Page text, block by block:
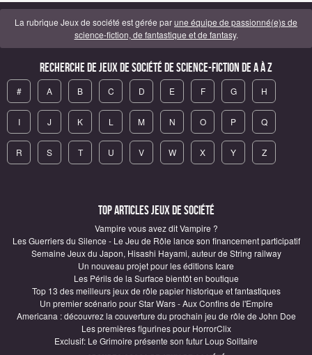
La rubrique Jeux de société est gérée parune équipe de passionné(e)s de
science-fiction, de fantastique et de fantasy.
Recherche de Jeux de société de science-fiction de A à Z
# A B C D E F G H
I J K L M N O P Q
R S T U V W X Y Z
Top articles Jeux de société
Vampire vous avez dit Vampire ?
Les Guerriers du Silence - Le Jeu de Rôle lance son financement participatif
Semaine Jeux du Japon, Hisashi Hayami, auteur de String railway
Un nouveau projet pour les éditions Icare
Les Périls de la Surface bientôt en boutique
Top 13 des meilleurs jeux de rôle papier historique et fantastiques
Un premier scénario pour Star Wars - Aux Confins de l'Empire
Americana : découvrez la couverture du prochain jeu de rôle de John Doe
Les premières figurines pour HorrorClix
Exclusif: Le Grimoire présente son futur Loup Solitaire